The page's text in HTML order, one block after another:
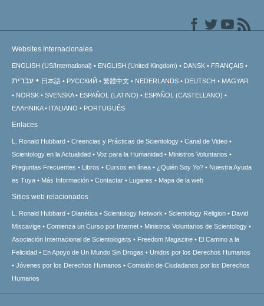
Websites Internacionales
ENGLISH (US/International) ENGLISH (United Kingdom) DANSK FRANÇAIS
עברית 日本語 РУССКИЙ 繁體中文 NEDERLANDS DEUTSCH
MAGYAR
NORSK
SVENSKA ESPAÑOL (LATINO)
ESPAÑOL (CASTELLANO)
ΕΛΛΗΝΙΚA
ITALIANO PORTUGUÊS
Enlaces
L. Ronald Hubbard Creencias y Prácticas de Scientology
Canal de Video
Scientology en la Actualidad
Voz para la Humanidad
Ministros Voluntarios
Preguntas Frecuentes
Libros Cursos en línea ¿Quién Soy Yo?
Nuestra Ayuda
es Tuya
Más Información Contactar Lugares Mapa de la web
Sitios web relacionados
L. Ronald Hubbard Dianética Scientology Network Scientology Religion
David
Miscavige
Comienza un Curso por Internet
Ministros Voluntarios de Scientology
Asociación Internacional de Scientologists
Freedom Magazine
El Camino a la
Felicidad
En Apoyo de Un Mundo Sin Drogas
Unidos por los Derechos Humanos
Jóvenes por los Derechos Humanos
Comisión de Ciudadanos por los Derechos
Humanos